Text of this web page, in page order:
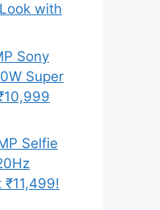
with
Sony
Super
Selfie
₹11,499!